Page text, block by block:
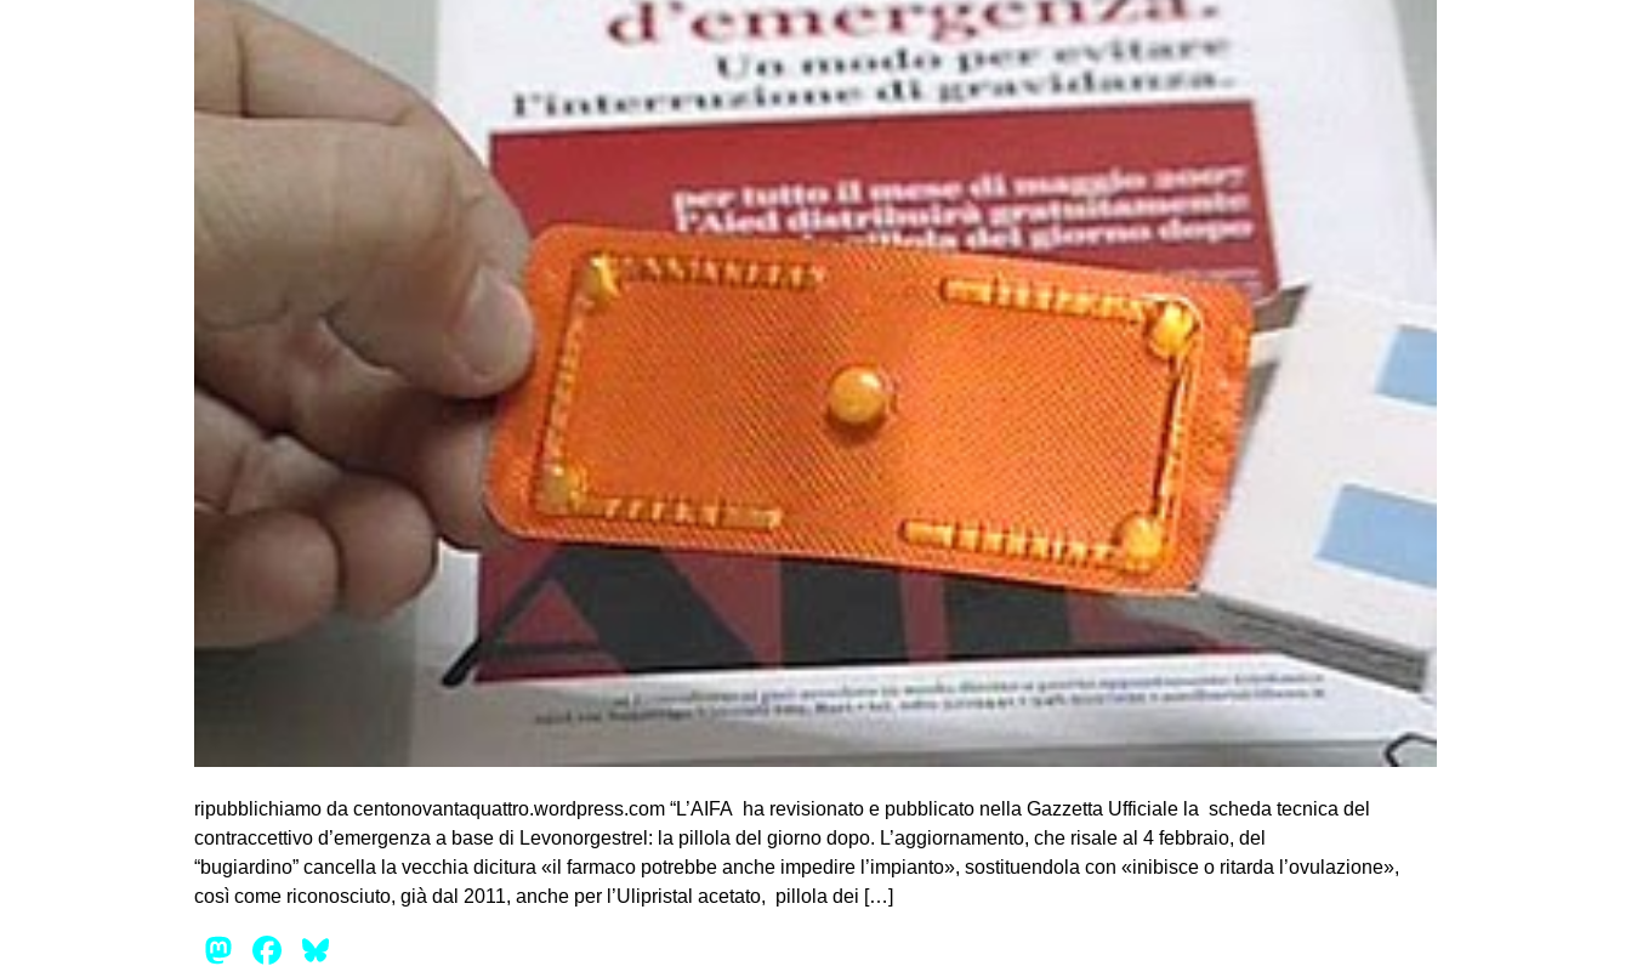
ripubblichiamo da centonovantaquattro.wordpress.com “L’AIFA ha revisionato e pubblicato nella Gazzetta Ufficiale la scheda tecnica del
contraccettivo d’emergenza a base di Levonorgestrel: la pillola del giorno dopo. L’aggiornamento, che risale al 4 febbraio, del
“bugiardino” cancella la vecchia dicitura «il farmaco potrebbe anche impedire l’impianto», sostituendola con «inibisce o ritarda l’ovulazione»,
così come riconosciuto, già dal 2011, anche per l’Ulipristal acetato, pillola dei […]
Mastodon
Facebook